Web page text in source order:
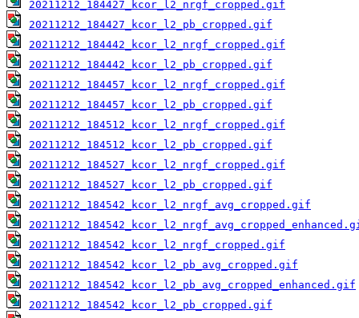
20211212_184427_kcor_l2_nrgf_cropped.gif
20211212_184427_kcor_l2_pb_cropped.gif
20211212_184442_kcor_l2_nrgf_cropped.gif
20211212_184442_kcor_l2_pb_cropped.gif
20211212_184457_kcor_l2_nrgf_cropped.gif
20211212_184457_kcor_l2_pb_cropped.gif
20211212_184512_kcor_l2_nrgf_cropped.gif
20211212_184512_kcor_l2_pb_cropped.gif
20211212_184527_kcor_l2_nrgf_cropped.gif
20211212_184527_kcor_l2_pb_cropped.gif
20211212_184542_kcor_l2_nrgf_avg_cropped.gif
20211212_184542_kcor_l2_nrgf_cropped.gif
20211212_184542_kcor_l2_pb_avg_cropped.gif
20211212_184542_kcor_l2_pb_avg_cropped_enhanced.gif
20211212_184542_kcor_l2_pb_cropped.gif